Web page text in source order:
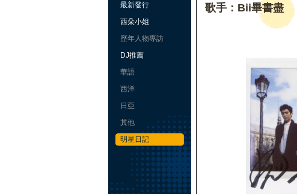
最新發行
西朵小姐
歷年人物專訪
DJ推薦
華語
西洋
日亞
其他
明星日記
歌手：Bii畢書盡